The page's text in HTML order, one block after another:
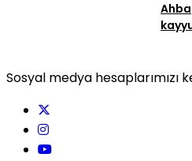
Sosyal medya hesaplarımızı